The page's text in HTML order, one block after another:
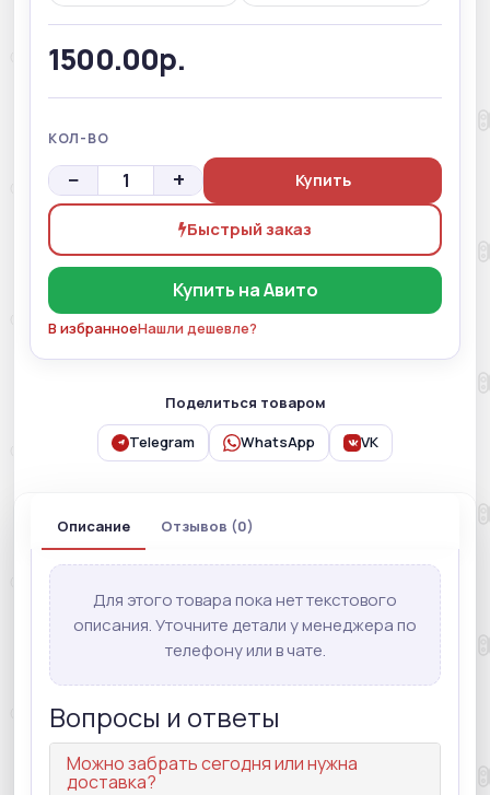
1500.00р.
КОЛ-ВО
− + Купить
Быстрый заказ
Купить на Авито
В избранноеНашли дешевле?
Поделиться товаром
Telegram WhatsApp VK
Описание Отзывов (0)
Для этого товара пока нет текстового
описания. Уточните детали у менеджера по
телефону или в чате.
Вопросы и ответы
Можно забрать сегодня или нужна
доставка?